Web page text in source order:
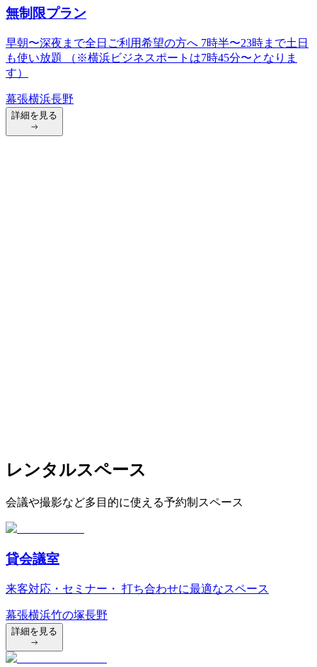
無制限プラン
早朝〜深夜まで全日ご利用希望の方へ 7時半〜23時まで土日
も使い放題 （※横浜ビジネスポートは7時45分〜となりま
す）
幕張横浜長野
詳細を見る
レンタルスペース
会議や撮影など多目的に使える予約制スペース
貸会議室
来客対応・セミナー・ 打ち合わせに最適なスペース
幕張横浜竹の塚長野
詳細を見る